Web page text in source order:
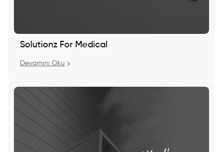
Solutionz For Medical
Devamını Oku